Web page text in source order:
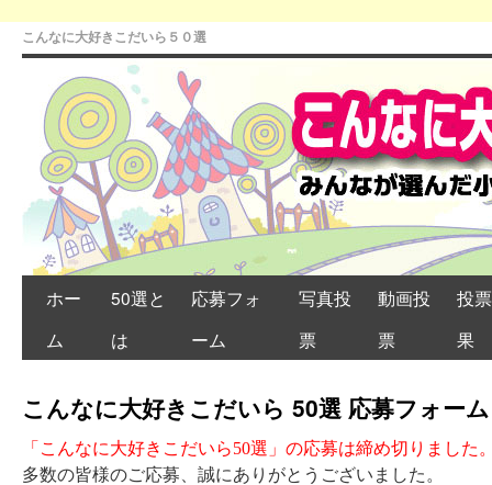
こんなに大好きこだいら５０選
ホー
ム
50選と
は
応募フォ
ーム
写真投
票
動画投
票
投
果
こんなに大好きこだいら 50選 応募フォー
「こんなに大好きこだいら50選」の応募は締め切りました
多数の皆様のご応募、誠にありがとうございました。